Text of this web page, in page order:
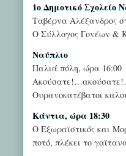
1ο Δημοτικό Σχολείο
Ταβέρνα Αλέξανδρος
Ο Σύλλογος Γονέων &
Ναύπλιο
Παλιά πόλη, ώρα 16:00
Ουρανοκατέβατοι
Κάντια, ώρα 18:30
Ο Εξωραϊστικός και
ποτό, πλέκει το